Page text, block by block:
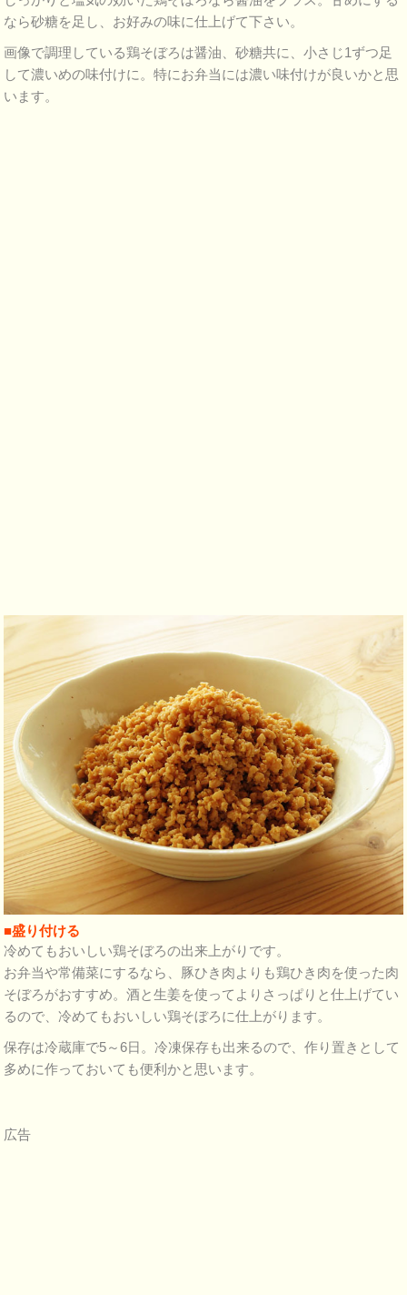
なら砂糖を足し、お好みの味に仕上げて下さい。
画像で調理している鶏そぼろは醤油、砂糖共に、小さじ1ずつ足
して濃いめの味付けに。特にお弁当には濃い味付けが良いかと思
います。
■盛り付ける
冷めてもおいしい鶏そぼろの出来上がりです。
お弁当や常備菜にするなら、豚ひき肉よりも鶏ひき肉を使った肉
そぼろがおすすめ。酒と生姜を使ってよりさっぱりと仕上げてい
るので、冷めてもおいしい鶏そぼろに仕上がります。
保存は冷蔵庫で5～6日。冷凍保存も出来るので、作り置きとして
多めに作っておいても便利かと思います。
広告